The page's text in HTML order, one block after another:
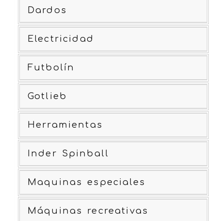
Dardos
Electricidad
Futbolín
Gotlieb
Herramientas
Inder Spinball
Maquinas especiales
Máquinas recreativas